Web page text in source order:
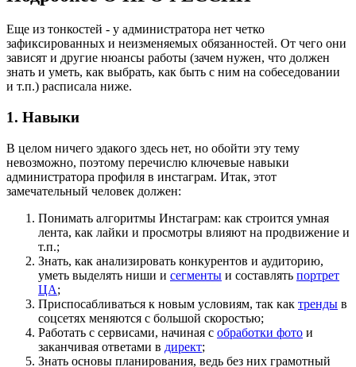
Еще из тонкостей - у администратора нет четко
зафиксированных и неизменяемых обязанностей. От чего они
зависят и другие нюансы работы (зачем нужен, что должен
знать и уметь, как выбрать, как быть с ним на собеседовании
и т.п.) расписала ниже.
1. Навыки
В целом ничего эдакого здесь нет, но обойти эту тему
невозможно, поэтому перечислю ключевые навыки
администратора профиля в инстаграм. Итак, этот
замечательный человек должен:
Понимать алгоритмы Инстаграм: как строится умная
лента, как лайки и просмотры влияют на продвижение и
т.п.;
Знать, как анализировать конкурентов и аудиторию,
уметь выделять ниши и сегменты и составлять портрет
ЦА;
Приспосабливаться к новым условиям, так как тренды в
соцсетях меняются с большой скоростью;
Работать с сервисами, начиная с обработки фото и
заканчивая ответами в директ;
Знать основы планирования, ведь без них грамотный